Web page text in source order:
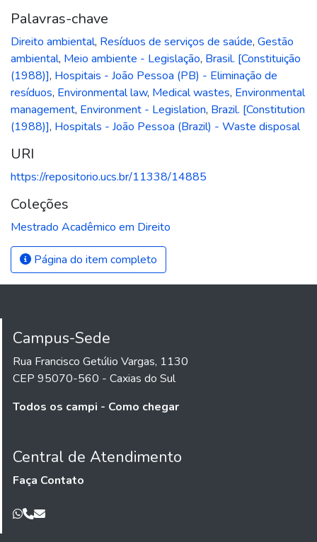
Palavras-chave
Direito ambiental, Resíduos de serviços de saúde, Gestão
ambiental, Meio ambiente - Legislação, Brasil. [Constituição
(1988)], Hospitais - João Pessoa (PB) - Eliminação de
resíduos, Environmental law, Medical wastes, Environmental
management, Environment - Legislation, Brazil. [Constitution
(1988)], Hospitals - João Pessoa (Brazil) - Waste disposal
URI
https://repositorio.ucs.br/11338/14885
Coleções
Mestrado Acadêmico em Direito
Página do item completo
Campus-Sede
Rua Francisco Getúlio Vargas, 1130
CEP 95070-560 - Caxias do Sul
Todos os campi - Como chegar
Central de Atendimento
Faça Contato